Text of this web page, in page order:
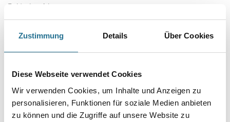
Zustimmung Details Über Cookies
Diese Webseite verwendet Cookies
Wir verwenden Cookies, um Inhalte und Anzeigen zu
personalisieren, Funktionen für soziale Medien anbieten
zu können und die Zugriffe auf unsere Website zu
Farbtonbezeichnung:
Farbtonbezeichnung
Länge in centimeter